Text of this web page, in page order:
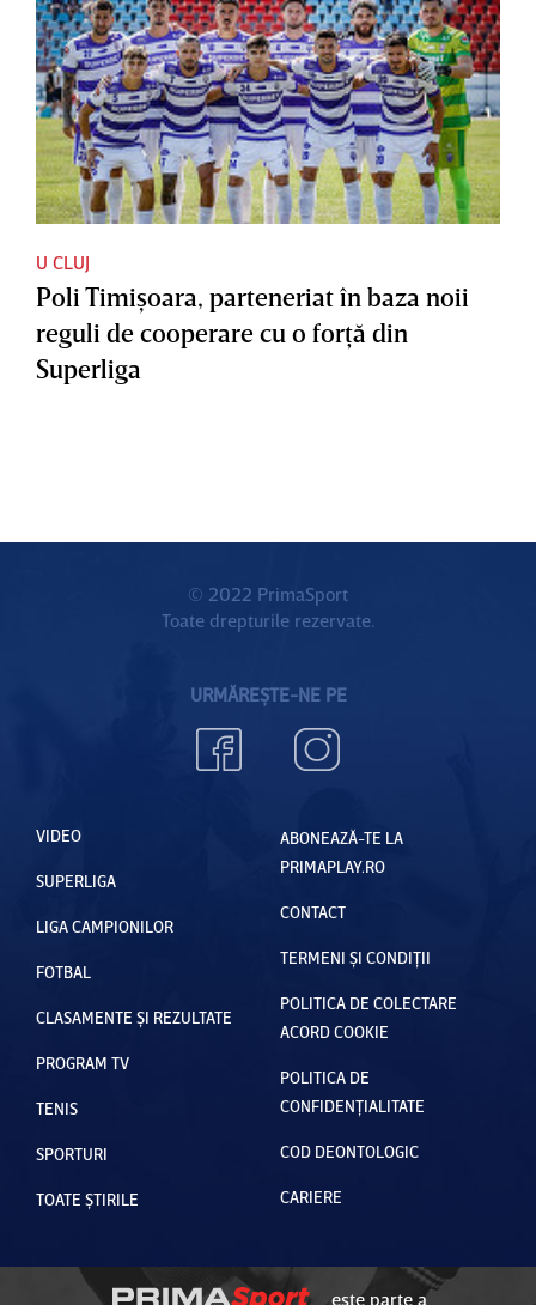
U CLUJ
Poli Timişoara, parteneriat în baza noii
reguli de cooperare cu o forţă din
Superliga
© 2022 PrimaSport
Toate drepturile rezervate.
URMĂREȘTE-NE PE
VIDEO
SUPERLIGA
LIGA CAMPIONILOR
FOTBAL
CLASAMENTE ȘI REZULTATE
PROGRAM TV
TENIS
SPORTURI
TOATE ȘTIRILE
ABONEAZĂ-TE LA
PRIMAPLAY.RO
CONTACT
TERMENI ȘI CONDIȚII
POLITICA DE COLECTARE
ACORD COOKIE
POLITICA DE
CONFIDENȚIALITATE
COD DEONTOLOGIC
CARIERE
este parte a